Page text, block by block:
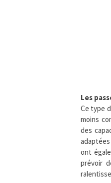
Les
Ce type
moins
des
ont
prévoir